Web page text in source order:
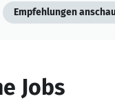
Empfehlungen
Jobs